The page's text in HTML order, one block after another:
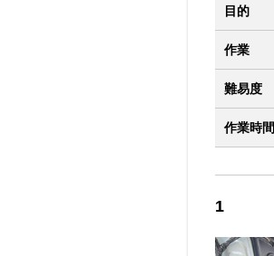
目的
作業
難易度
作業時間
1